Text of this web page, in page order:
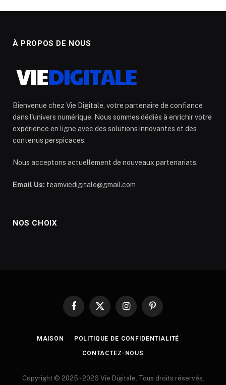
À PROPOS DE NOUS
Bienvenue chez Vie Digitale, votre partenaire de confiance
dans l'univers numérique. Nous sommes dédiés à enrichir votre
expérience en ligne avec des solutions innovantes et des
contenus perspicaces.
Nous acceptons actuellement de nouveaux partenariats.
Email Us: teamviedigitale@gmail.com
NOS CHOIX
Facebook
X
InstagramPinterest
MAISON POLITIQUE DE CONFIDENTIALITÉ
CONTACTEZ-NOUS
Copyright © 2025 - 2026 Vie Digitale. Tous droits réservés.